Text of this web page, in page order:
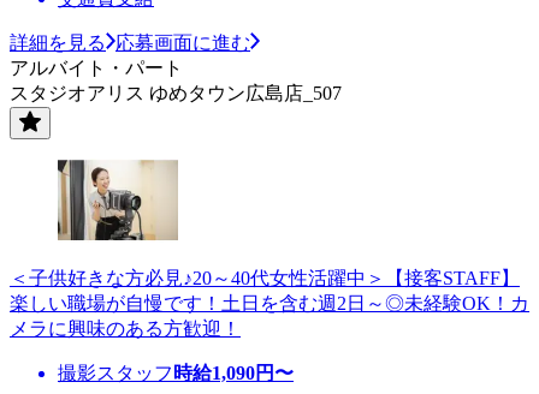
詳細を見る
応募画面に進む
アルバイト・パート
スタジオアリス ゆめタウン広島店_507
＜子供好きな方必見♪20～40代女性活躍中＞【接客STAFF】
楽しい職場が自慢です！土日を含む週2日～◎未経験OK！カ
メラに興味のある方歓迎！
撮影スタッフ 時給1,090円〜